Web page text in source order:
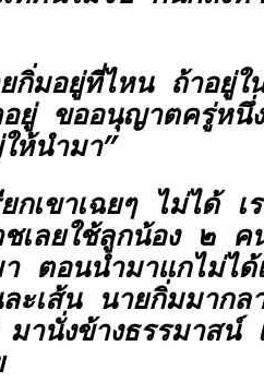
กิ่มอยู่ที่ไหน ถ้าอยู่ใ
อยู่ ขออนุญาตครู่หนึ่
ห้นำมา”
ยกเขาเฉยๆ ไม่ได้ เ
ชเลยใช้ลูกน้อง ๒ ค
า ตอนนำมาแกไม่ไ
ะเส้น นายกิ่มมากล
านั่งข้างธรรมาสน์